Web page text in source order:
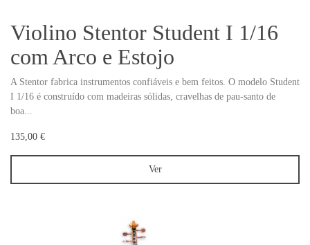
Violino Stentor Student I 1/16
com Arco e Estojo
A Stentor fabrica instrumentos confiáveis e bem feitos. O modelo Student
I 1/16 é construído com madeiras sólidas, cravelhas de pau-santo de
boa...
135,00 €
Ver